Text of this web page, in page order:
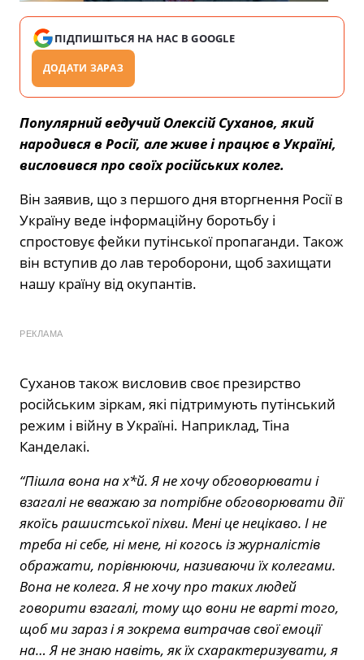
ПІДПИШІТЬСЯ НА НАС В GOOGLE
ДОДАТИ ЗАРАЗ
Популярний ведучий Олексій Суханов, який
народився в Росії, але живе і працює в Україні,
висловився про своїх російських колег.
Він заявив, що з першого дня вторгнення Росії в
Україну веде інформаційну боротьбу і
спростовує фейки путінської пропаганди. Також
він вступив до лав тероборони, щоб захищати
нашу країну від окупантів.
РЕКЛАМА
Суханов також висловив своє презирство
російським зіркам, які підтримують путінський
режим і війну в Україні. Наприклад, Тіна
Канделакі.
“Пішла вона на х*й. Я не хочу обговорювати і
взагалі не вважаю за потрібне обговорювати дії
якоїсь рашистської піхви. Мені це нецікаво. І не
треба ні себе, ні мене, ні когось із журналістів
ображати, порівнюючи, називаючи їх колегами.
Вона не колега. Я не хочу про таких людей
говорити взагалі, тому що вони не варті того,
щоб ми зараз і я зокрема витрачав свої емоції
на… Я не знаю навіть, як їх схарактеризувати, я